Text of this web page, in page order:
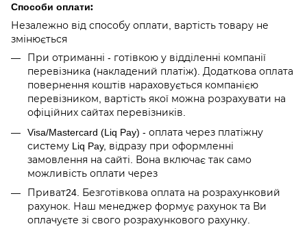
Способи оплати:
Незалежно від способу оплати, вартість товару не
змінюється
При отриманні - готівкою у відділенні компанії
перевізника (накладений платіж). Додаткова оплата
повернення коштів нараховується компанією
перевізником, вартість якої можна розрахувати на
офіційних сайтах перевізників.
Visa/Mastercard (Liq Pay) - оплата через платіжну
систему Liq Pay, відразу при оформленні
замовлення на сайті. Вона включає так само
можливість оплати через
Приват24. Безготівкова оплата на розрахунковий
рахунок. Наш менеджер формує рахунок та Ви
оплачуєте зі свого розрахункового рахунку.